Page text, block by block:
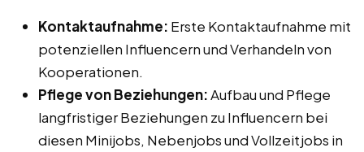
Kontaktaufnahme: Erste Kontaktaufnahme mit
potenziellen Influencern und Verhandeln von
Kooperationen.
Pflege von Beziehungen:Aufbau und Pflege
langfristiger Beziehungen zu Influencern bei
diesen Minijobs, Nebenjobs und Vollzeitjobs in